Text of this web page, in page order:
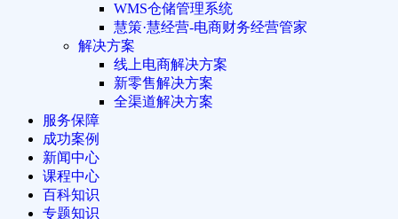
WMS仓储管理系统
慧策·慧经营-电商财务经营管家
解决方案
线上电商解决方案
新零售解决方案
全渠道解决方案
服务保障
成功案例
新闻中心
课程中心
百科知识
专题知识